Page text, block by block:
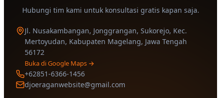
Hubungi tim kami untuk konsultasi gratis kapan saja.
Jl. Nusakambangan, Jonggrangan, Sukorejo, Kec.
Mertoyudan, Kabupaten Magelang, Jawa Tengah
56172
Buka di Google Maps →
+62851-6366-1456
djoeraganwebsite@gmail.com